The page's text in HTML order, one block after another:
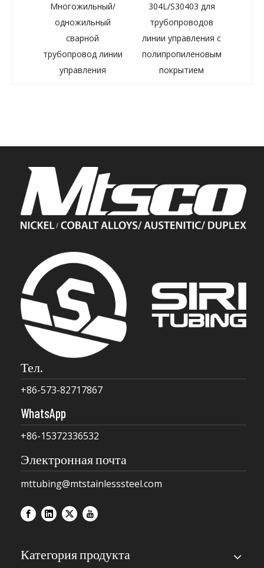
Многожильный/
одножильный
сварной
трубопровод линии
управления
304L/S30403 для
трубопроводов
линии управления с
полипропиленовым
покрытием
Тел.
+86-573-82717867
WhatsApp
+86-15372336532
Электронная почта
mttubing@mtstainlesssteel.com
Категория продукта